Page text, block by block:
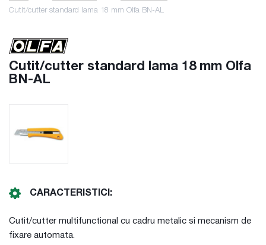
Cutit/cutter standard lama 18 mm Olfa BN-AL
Cutit/cutter standard lama 18 mm Olfa
BN-AL
CARACTERISTICI:
Cutit/cutter multifunctional cu cadru metalic si mecanism de
fixare automata.